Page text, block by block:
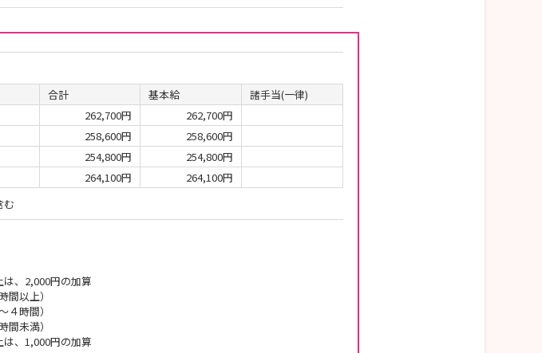
合計 基本給
諸手当(一律)
262,700円
262,700円
258,600円
258,600円
254,800円
254,800円
264,100円
264,100円
む
円の加算
以上）
間）
満）
円の加算